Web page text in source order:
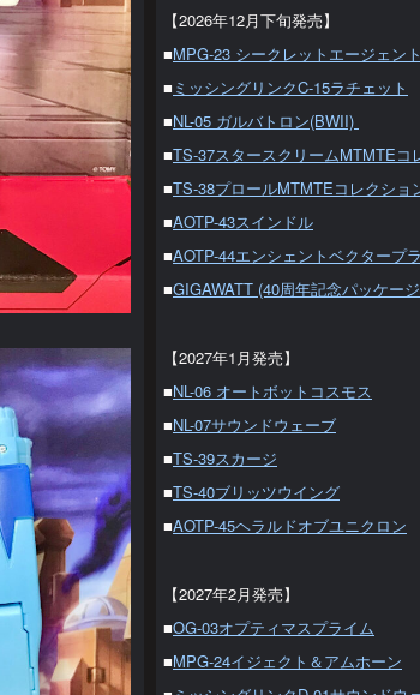
【2026年12月下旬発売】
■MPG-23 シークレットエージェン
■ ミッシングリンクC-15ラチェット
■NL-05 ガルバトロン(BWII)
■TS-37スタースクリームMTMTEコ
■TS-38プロールMTMTEコレクショ
■AOTP-43スインドル
■AOTP-44エンシェントベクタープ
■GIGAWATT (40周年記念パッケー
【2027年1月発売】
■NL-06 オートボットコスモス
■NL-07サウンドウェーブ
■TS-39スカージ
■TS-40ブリッツウイング
■AOTP-45ヘラルドオブユニクロン
【2027年2月発売】
■OG-03オプティマスプライム
■MPG-24イジェクト＆アムホーン